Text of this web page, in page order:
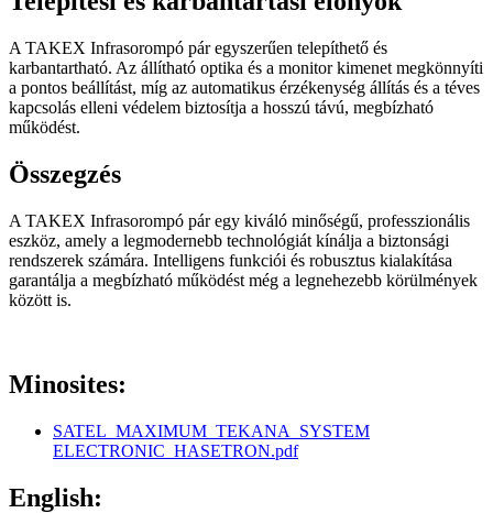
A TAKEX Infrasorompó pár egyszerűen telepíthető és
karbantartható. Az állítható optika és a monitor kimenet megkönnyíti
a pontos beállítást, míg az automatikus érzékenység állítás és a téves
kapcsolás elleni védelem biztosítja a hosszú távú, megbízható
működést.
Összegzés
A TAKEX Infrasorompó pár egy kiváló minőségű, professzionális
eszköz, amely a legmodernebb technológiát kínálja a biztonsági
rendszerek számára. Intelligens funkciói és robusztus kialakítása
garantálja a megbízható működést még a legnehezebb körülmények
között is.
Minosites:
SATEL_MAXIMUM_TEKANA_SYSTEM
ELECTRONIC_HASETRON.pdf
English: